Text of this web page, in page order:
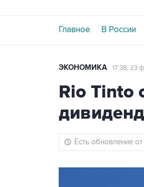
Главное В России
ЭКОНОМИКА 17:38, 23
Rio Tinto
Есть обновление от